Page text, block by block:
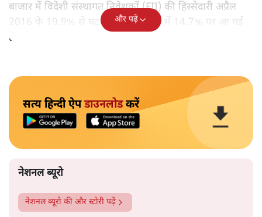
बाजार में विदेशी संस्थागत निवेशकों (FII) की हिस्सेदारी अप्रैल
2016 के 19.9% से घटकर अप्रैल 2026 में 14.7% पर आ गई
है, जो जून 2012 के बाद का सबसे निचला स्तर है।
और पढ़ें
सत्य हिन्दी ऐपडाउनलोडकरें
नेशनल ब्यूरो
नेशनल ब्यूरो की और स्टोरी पढ़ें